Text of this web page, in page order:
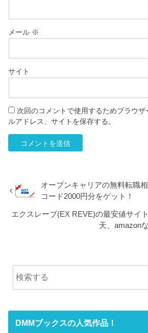
メール ※
サイト
次回のコメントで使用するためブラウ
ルアドレス、サイトを保存する。
オープンキャリアの無料転職
コード2000円分をゲット！
エクスレーブ(EX REVE)の最安値サイ
天、amazon
DMMブックスの人気作品！